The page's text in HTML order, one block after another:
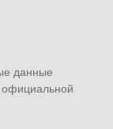
данные
официальной